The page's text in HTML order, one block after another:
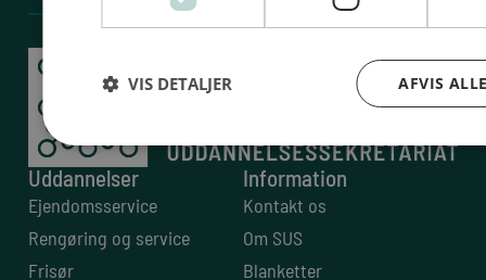
Uddannelser
Ejendomsservice
Rengøring og service
Frisør
Information
Kontakt os
Om SUS
Blanketter
AFVIS
VIS DETALJER